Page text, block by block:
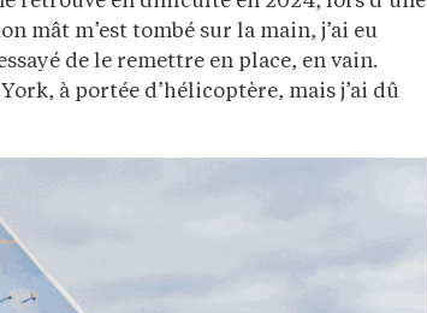
mât m’est tombé sur la main, j’ai eu
de le remettre en place, en vain.
à portée d’hélicoptère, mais j’ai dû